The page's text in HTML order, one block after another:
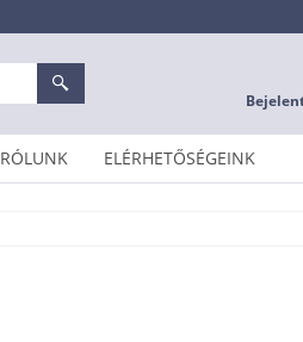
RÓLUNK ELÉRHETŐSÉGEINK